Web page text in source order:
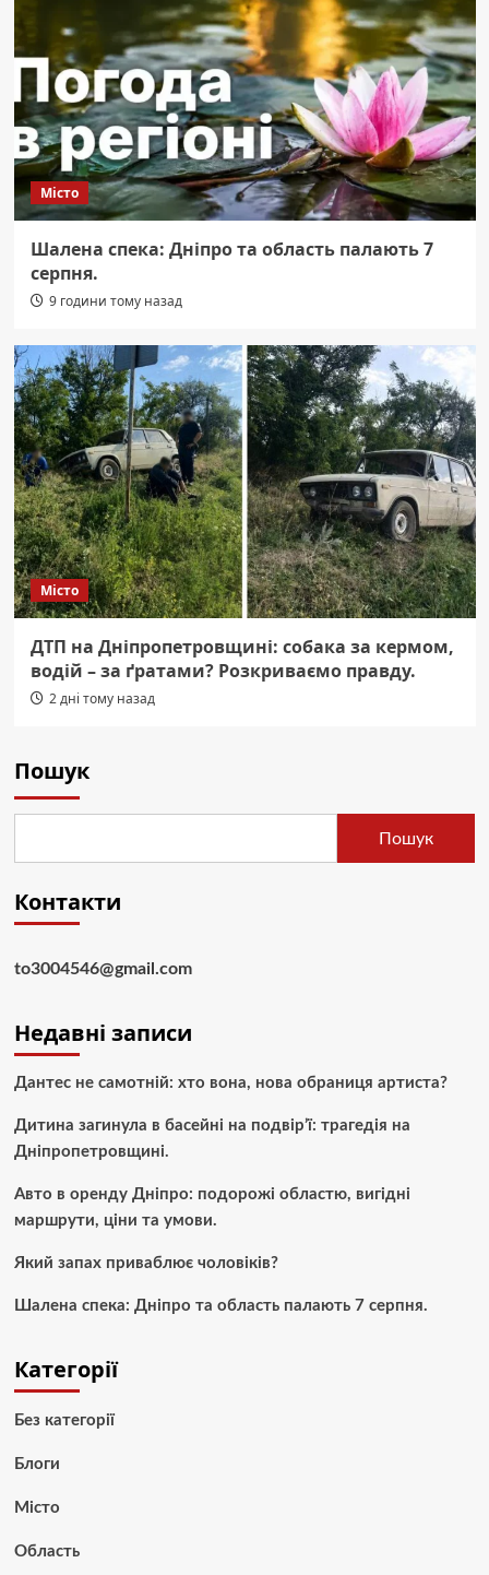
Місто
Шалена спека: Дніпро та область палають 7
серпня.
9 години тому назад
Місто
ДТП на Дніпропетровщині: собака за кермом,
водій – за ґратами? Розкриваємо правду.
2 дні тому назад
Пошук
Пошук
Контакти
to3004546@gmail.com
Недавні записи
Дантес не самотній: хто вона, нова обраниця артиста?
Дитина загинула в басейні на подвір’ї: трагедія на
Дніпропетровщині.
Авто в оренду Дніпро: подорожі областю, вигідні
маршрути, ціни та умови.
Який запах приваблює чоловіків?
Шалена спека: Дніпро та область палають 7 серпня.
Категорії
Без категорії
Блоги
Місто
Область